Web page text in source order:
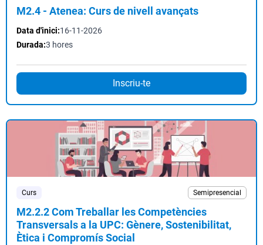
M2.4 - Atenea: Curs de nivell avançats
Data d'inici:16-11-2026
Durada:3 hores
Inscriu-te
Curs Semipresencial
M2.2.2 Com Treballar les Competències
Transversals a la UPC: Gènere, Sostenibilitat,
Ètica i Compromís Social